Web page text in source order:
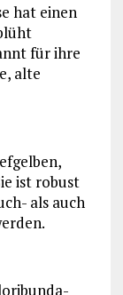
hat einen
für ihre
alte
ist robust
als auch